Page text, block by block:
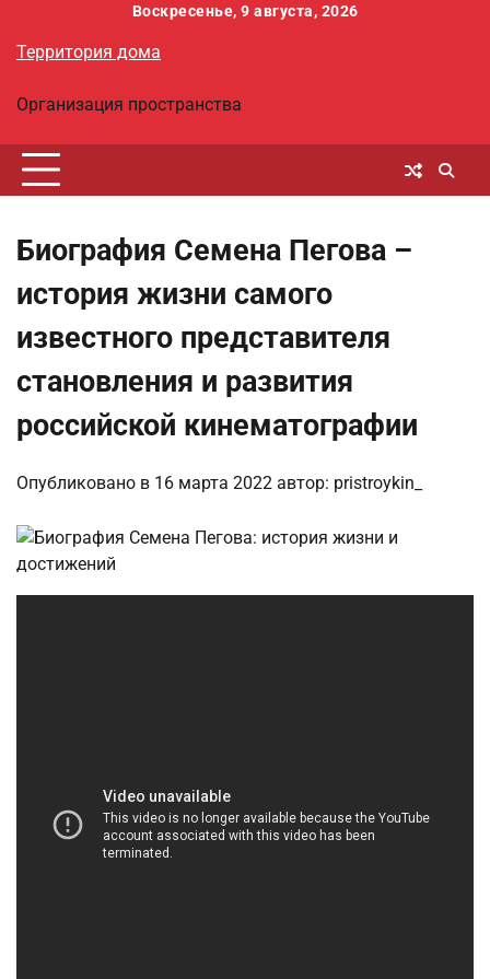
содержимому
Воскресенье, 9 августа, 2026
Территория дома
Организация пространства
Биография Семена Пегова –
история жизни самого
известного представителя
становления и развития
российской кинематографии
Опубликовано в 16 марта 2022 автор: pristroykin_